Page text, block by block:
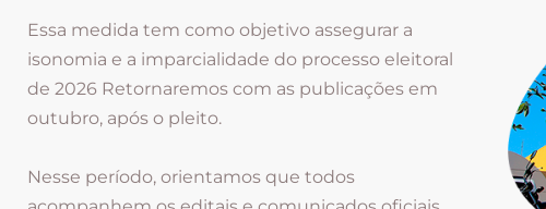
Essa medida tem como objetivo assegurar a
isonomia e a imparcialidade do processo eleitoral
de 2026 Retornaremos com as publicações em
outubro, após o pleito.
Nesse período, orientamos que todos